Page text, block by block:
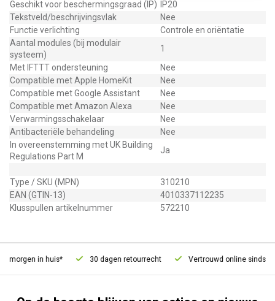
Geschikt voor beschermingsgraad (IP)
IP20
Tekstveld/beschrijvingsvlak
Nee
Functie verlichting
Controle en oriëntatie
Aantal modules (bij modulair
systeem)
1
Met IFTTT ondersteuning
Nee
Compatible met Apple HomeKit
Nee
Compatible met Google Assistant
Nee
Compatible met Amazon Alexa
Nee
Verwarmingsschakelaar
Nee
Antibacteriële behandeling
Nee
In overeenstemming met UK Building
Regulations Part M
Ja
Type / SKU (MPN)
310210
EAN (GTIN-13)
4010337112235
Klusspullen artikelnummer
572210
morgen in huis* 30 dagen retourrecht Vertrouwd online sinds